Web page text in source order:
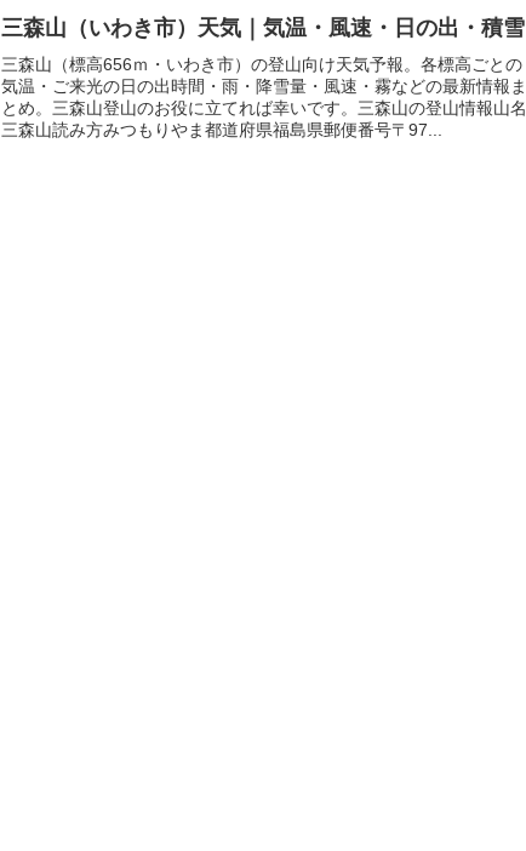
三森山（いわき市）天気｜気温・風速・日の出・積雪
三森山（標高656ｍ・いわき市）の登山向け天気予報。各標高ごとの
気温・ご来光の日の出時間・雨・降雪量・風速・霧などの最新情報ま
とめ。三森山登山のお役に立てれば幸いです。三森山の登山情報山名
三森山読み方みつもりやま都道府県福島県郵便番号〒97...